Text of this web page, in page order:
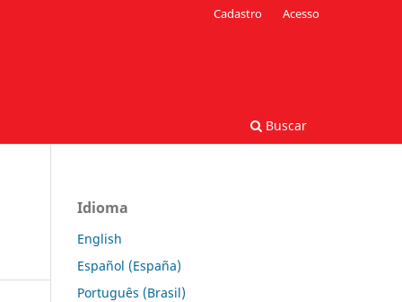
Buscar
Cadastro Acesso
Idioma
English
Español (España)
Português (Brasil)